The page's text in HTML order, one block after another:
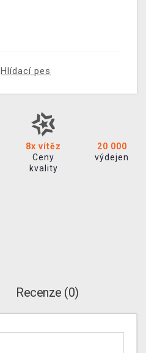
Hlídací pes
8x vítěz
Ceny
kvality
20 000
výdejen
Recenze (0)